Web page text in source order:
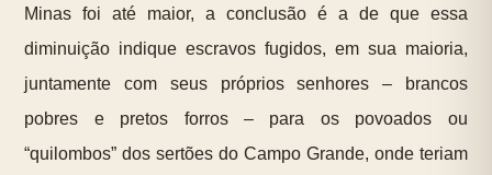
Minas foi até maior, a conclusão é a de que essa
diminuição indique escravos fugidos, em sua maioria,
juntamente com seus próprios senhores – brancos
pobres e pretos forros – para os povoados ou
“quilombos” dos sertões do Campo Grande, onde teriam